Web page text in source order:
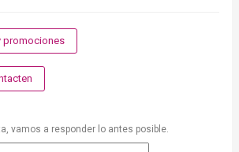
promociones
vamos a responder lo antes posible.